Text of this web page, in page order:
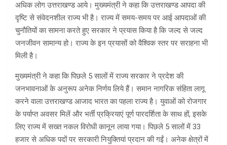
अधिक लोग उत्तराखण्ड आये। मुख्यमंत्री ने कहा कि उत्तराखण्ड आपदा की
दृष्टि से संवेदनशील राज्य भी है। राज्य में समय-समय पर आई आपदाओं की
चुनौतियों का सामना करते हुए सरकार ने प्रयास किया है कि जल्द से जल्द
जनजीवन सामान्य हो। राज्य के इन प्रयासों को वैश्विक स्तर पर सराहना भी
मिली है।
मुख्यमंत्री ने कहा कि पिछले 5 सालों में राज्य सरकार ने प्रदेश की
जनभावनाओं के अनुरूप अनेक निर्णय लिये हैं। समान नागरिक संहिता लागू
करने वाला उत्तराखण्ड आजाद भारत का पहला राज्य है। युवाओं को रोजगार
के पर्याप्त अवसर मिलें और भर्ती प्रक्रियाएं पूर्ण पारदर्शिता के साथ हों, इसके
लिए राज्य में सख्त नकल विरोधी कानून लाया गया। पिछले 5 सालों में 33
हजार से अधिक पदों पर सरकारी नियुक्तियां प्रदान की गईं। अनेक क्षेत्रों में